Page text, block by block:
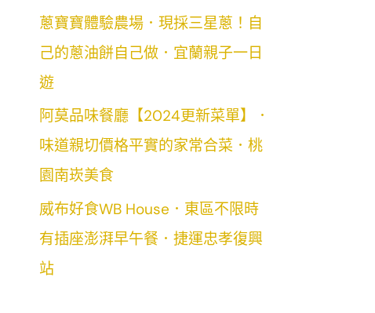
蔥寶寶體驗農場．現採三星蔥！自
己的蔥油餅自己做．宜蘭親子一日
遊
阿莫品味餐廳【2024更新菜單】．
味道親切價格平實的家常合菜．桃
園南崁美食
威布好食WB House．東區不限時
有插座澎湃早午餐．捷運忠孝復興
站